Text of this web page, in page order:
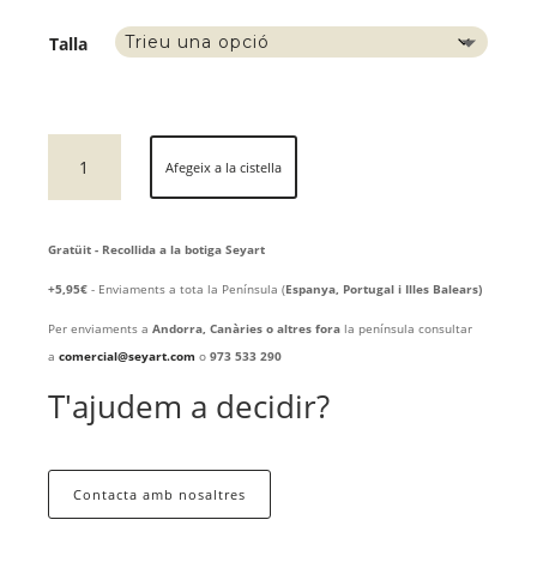
Talla
Polsera
plata
AMY
Afegeix a la cistella
Gratüit - Recollida a la botiga Seyart
+5,95€ - Enviaments a tota la Península (Espanya, Portugal i Illes Balears)
Per enviaments aAndorra, Canàries o altres fora la península consultar
acomercial@seyart.com o973 533 290
T'ajudem a decidir?
Contacta amb nosaltres